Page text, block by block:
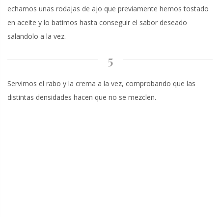
echamos unas rodajas de ajo que previamente hemos tostado
en aceite y lo batimos hasta conseguir el sabor deseado
salandolo a la vez.
5
Servimos el rabo y la crema a la vez, comprobando que las
distintas densidades hacen que no se mezclen.